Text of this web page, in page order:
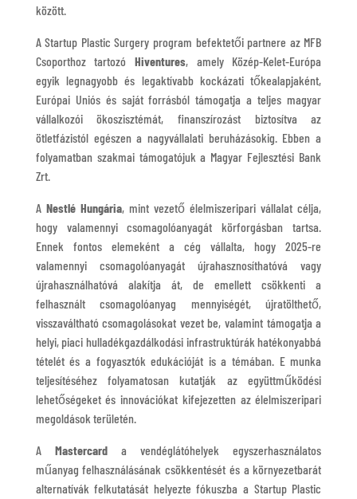
között.
A Startup Plastic Surgery program befektetői partnere az MFB
Csoporthoz tartozó Hiventures, amely Közép-Kelet-Európa
egyik legnagyobb és legaktívabb kockázati tőkealapjaként,
Európai Uniós és saját forrásból támogatja a teljes magyar
vállalkozói ökoszisztémát, finanszírozást biztosítva az
ötletfázistól egészen a nagyvállalati beruházásokig. Ebben a
folyamatban szakmai támogatójuk a Magyar Fejlesztési Bank
Zrt.
A Nestlé Hungária, mint vezető élelmiszeripari vállalat célja,
hogy valamennyi csomagolóanyagát körforgásban tartsa.
Ennek fontos elemeként a cég vállalta, hogy 2025-re
valamennyi csomagolóanyagát újrahasznosíthatóvá vagy
újrahasználhatóvá alakítja át, de emellett csökkenti a
felhasznált csomagolóanyag mennyiségét, újratölthető,
visszaváltható csomagolásokat vezet be, valamint támogatja a
helyi, piaci hulladékgazdálkodási infrastruktúrák hatékonyabbá
tételét és a fogyasztók edukációját is a témában. E munka
teljesítéséhez folyamatosan kutatják az együttműködési
lehetőségeket és innovációkat kifejezetten az élelmiszeripari
megoldások területén.
A Mastercarda vendéglátóhelyek egyszerhasználatos
műanyag felhasználásának csökkentését és a környezetbarát
alternatívák felkutatását helyezte fókuszba a Startup Plastic